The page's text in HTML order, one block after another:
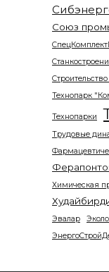
Союз
Технопарк
Технопарки
Трудовые
Химическая
Эвалар